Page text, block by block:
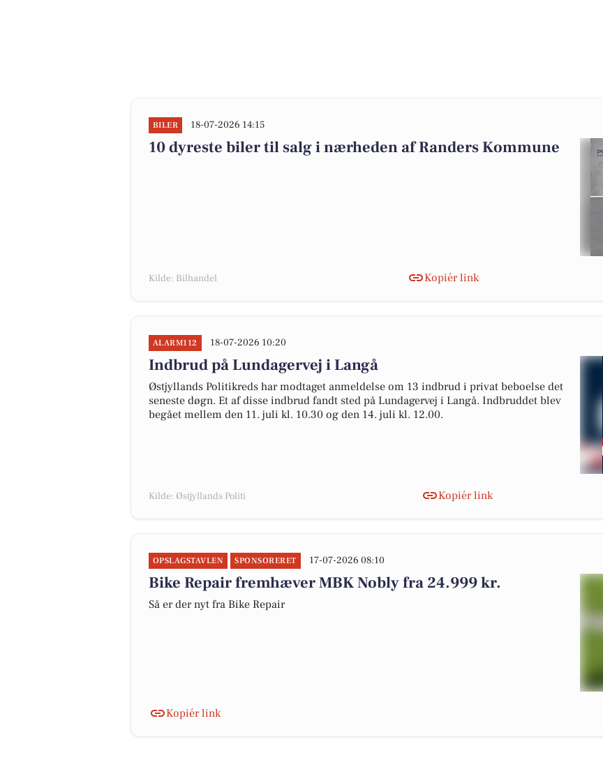
BILER 18-07-2026 14:15
10 dyreste biler til salg i nærheden af Randers Kommune
Kilde: Bilhandel Kopiér link
ALARM112 18-07-2026 10:20
Indbrud på Lundagervej i Langå
Østjyllands Politikreds har modtaget anmeldelse om 13 indbrud i privat beboelse det
seneste døgn. Et af disse indbrud fandt sted på Lundagervej i Langå. Indbruddet blev
begået mellem den 11. juli kl. 10.30 og den 14. juli kl. 12.00.
Kilde: Østjyllands Politi Kopiér link
OPSLAGSTAVLEN SPONSORERET 17-07-2026 08:10
Bike Repair fremhæver MBK Nobly fra 24.999 kr.
Så er der nyt fra Bike Repair
Kopiér link